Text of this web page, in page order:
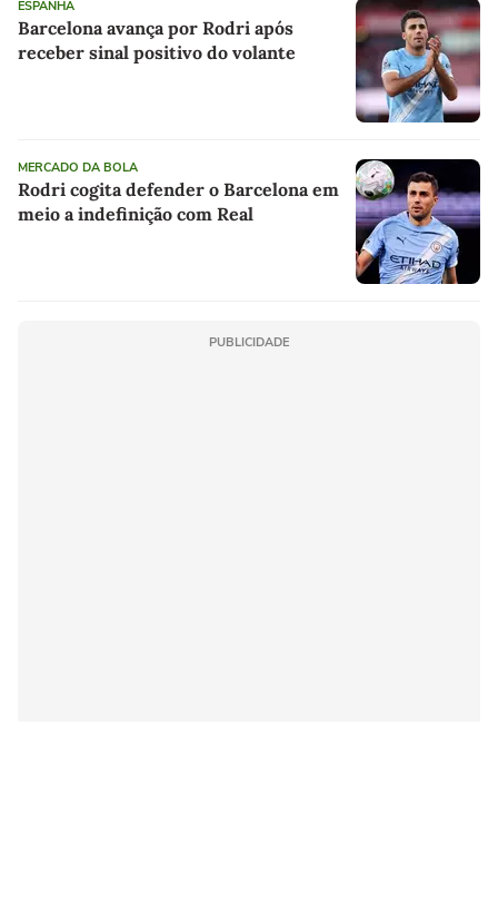
ESPANHA
Barcelona avança por Rodri após
receber sinal positivo do volante
MERCADO DA BOLA
Rodri cogita defender o Barcelona em
meio a indefinição com Real
PUBLICIDADE